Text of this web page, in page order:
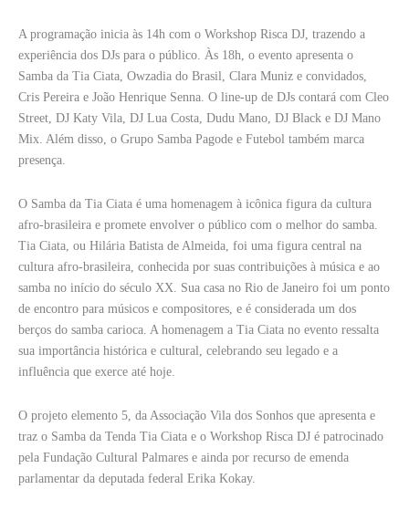
A programação inicia às 14h com o Workshop Risca DJ, trazendo a
experiência dos DJs para o público. Às 18h, o evento apresenta o
Samba da Tia Ciata, Owzadia do Brasil, Clara Muniz e convidados,
Cris Pereira e João Henrique Senna. O line-up de DJs contará com Cleo
Street, DJ Katy Vila, DJ Lua Costa, Dudu Mano, DJ Black e DJ Mano
Mix. Além disso, o Grupo Samba Pagode e Futebol também marca
presença.
O Samba da Tia Ciata é uma homenagem à icônica figura da cultura
afro-brasileira e promete envolver o público com o melhor do samba.
Tia Ciata, ou Hilária Batista de Almeida, foi uma figura central na
cultura afro-brasileira, conhecida por suas contribuições à música e ao
samba no início do século XX. Sua casa no Rio de Janeiro foi um ponto
de encontro para músicos e compositores, e é considerada um dos
berços do samba carioca. A homenagem a Tia Ciata no evento ressalta
sua importância histórica e cultural, celebrando seu legado e a
influência que exerce até hoje.
O projeto elemento 5, da Associação Vila dos Sonhos que apresenta e
traz o Samba da Tenda Tia Ciata e o Workshop Risca DJ é patrocinado
pela Fundação Cultural Palmares e ainda por recurso de emenda
parlamentar da deputada federal Erika Kokay.